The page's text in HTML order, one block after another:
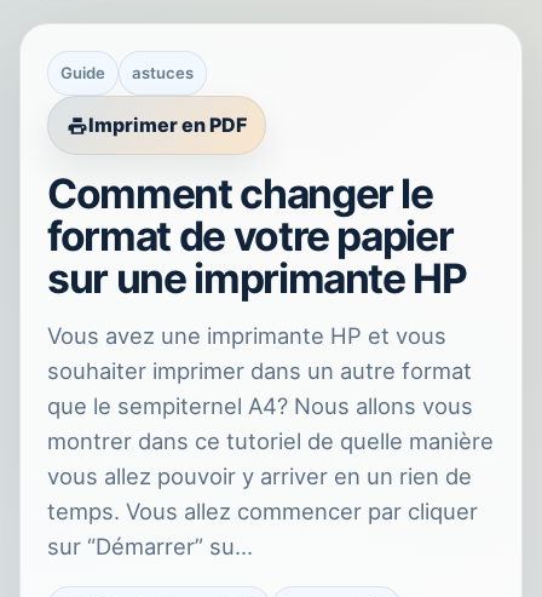
Guide astuces
Imprimer en PDF
Comment changer le
format de votre papier
sur une imprimante HP
Vous avez une imprimante HP et vous
souhaiter imprimer dans un autre format
que le sempiternel A4? Nous allons vous
montrer dans ce tutoriel de quelle manière
vous allez pouvoir y arriver en un rien de
temps. Vous allez commencer par cliquer
sur “Démarrer” su…